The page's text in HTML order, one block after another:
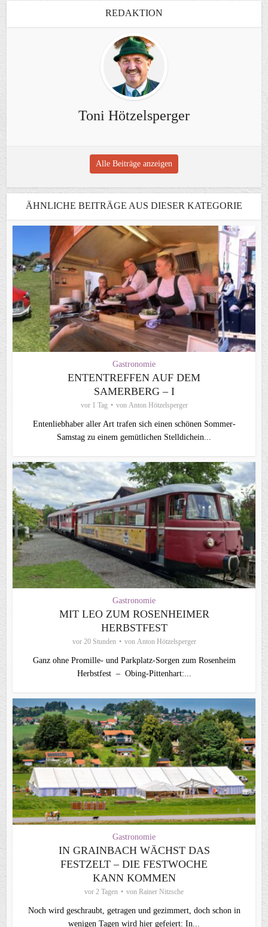
REDAKTION
Toni Hötzelsperger
Alle Beiträge anzeigen
ÄHNLICHE BEITRÄGE AUS DIESER KATEGORIE
Gastronomie
ENTENTREFFEN AUF DEM
SAMERBERG – I
vor 1 Tag von Anton Hötzelsperger
Entenliebhaber aller Art trafen sich einen schönen Sommer-
Samstag zu einem gemütlichen Stelldichein...
Gastronomie
MIT LEO ZUM ROSENHEIMER
HERBSTFEST
vor 20 Stunden von Anton Hötzelsperger
Ganz ohne Promille- und Parkplatz-Sorgen zum Rosenheim
Herbstfest – Obing-Pittenhart:...
Gastronomie
IN GRAINBACH WÄCHST DAS
FESTZELT – DIE FESTWOCHE
KANN KOMMEN
vor 2 Tagen von Rainer Nitzsche
Noch wird geschraubt, getragen und gezimmert, doch schon in
wenigen Tagen wird hier gefeiert: In...